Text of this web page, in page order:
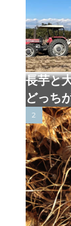
長芋と
どっち